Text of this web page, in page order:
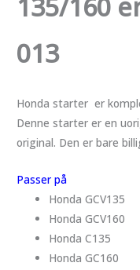
135/160
013
Honda starter er
Denne starter er en
original. Den er bare
Passer på
Honda GCV135
Honda GCV160
Honda C135
Honda GC160